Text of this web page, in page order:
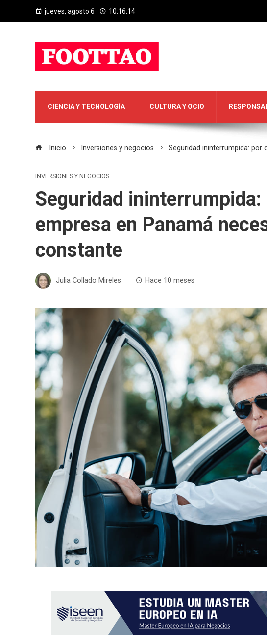
jueves, agosto 6 10:16:15
CIENCIA Y TECNOLOGÍA CULTURA Y OCIO
Inicio Inversiones y negocios Seguridad ininterrumpida:
INVERSIONES Y NEGOCIOS
Seguridad ininterrumpida:
empresa en Panamá
constante
Julia Collado Mireles Hace 10 meses